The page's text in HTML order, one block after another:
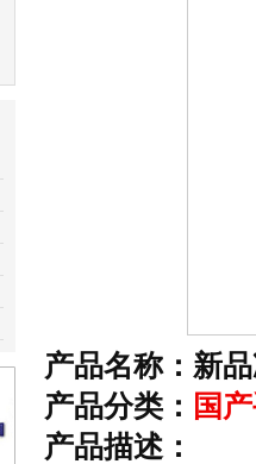
产品名称：新
产品分类： 国
产品描述：